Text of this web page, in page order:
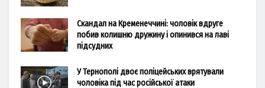
Скандал на Кременеччині: чоловік вдруге
побив колишню дружину і опинився на лаві
підсудних
У Тернополі двоє поліцейських врятували
чоловіка під час російської атаки